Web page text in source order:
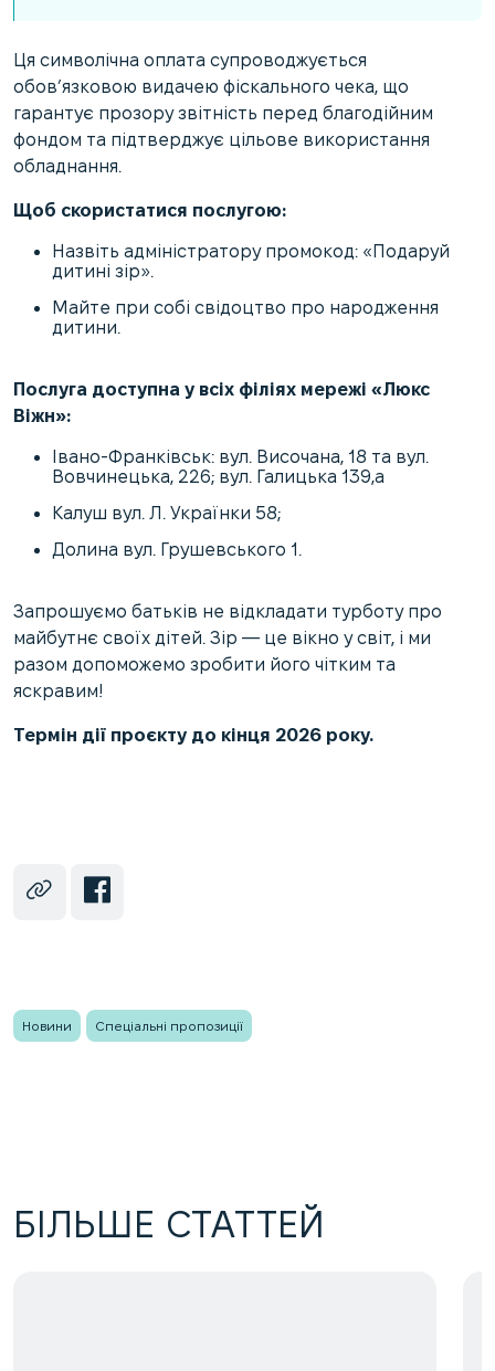
Ця символічна оплата супроводжується
обов’язковою видачею фіскального чека, що
гарантує прозору звітність перед благодійним
фондом та підтверджує цільове використання
обладнання.
Щоб скористатися послугою:
Назвіть адміністратору промокод: «Подаруй
дитині зір».
Майте при собі свідоцтво про народження
дитини.
Послуга доступна у всіх філіях мережі «Люкс
Віжн»:
Івано-Франківськ: вул. Височана, 18 та вул.
Вовчинецька, 226; вул. Галицька 139,а
Калуш вул. Л. Українки 58;
Долина вул. Грушевського 1.
Запрошуємо батьків не відкладати турботу про
майбутнє своїх дітей. Зір — це вікно у світ, і ми
разом допоможемо зробити його чітким та
яскравим!
Термін дії проєкту до кінця 2026 року.
Новини Спеціальні пропозиції
БІЛЬШЕ СТАТТЕЙ